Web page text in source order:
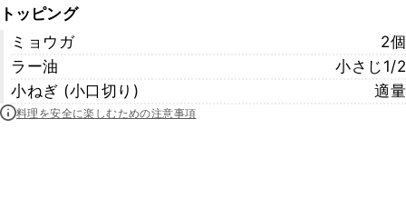
トッピング
ミョウガ
2個
ラー油
小さじ1/2
小ねぎ (小口切り)
適量
料理を安全に楽しむための注意事項